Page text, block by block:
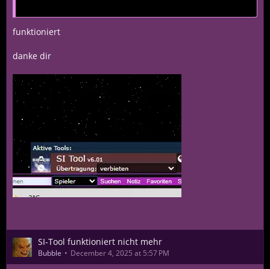
funktioniert
danke dir
SI-Tool funktioniert nicht mehr
Bubble December 4, 2025 at 5:57 PM